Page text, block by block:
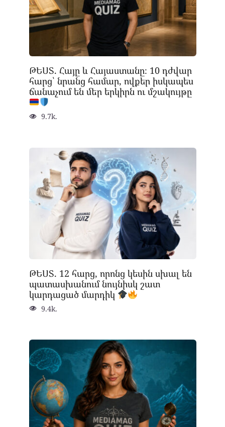
ԹԵՍՏ. Հայը և Հայաստանը։ 10 դժվար
հարց՝ նրանց համար, ովքեր իսկապես
ճանաչում են մեր երկիրն ու մշակույթը
9.7k.
ԹԵՍՏ. 12 հարց, որոնց կեսին սխալ են
պատասխանում նույնիսկ շատ
կարդացած մարդիկ
9.4k.